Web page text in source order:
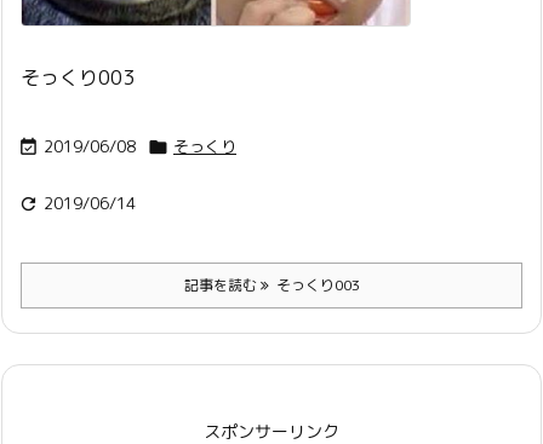
そっくり003
 2019/06/08  そっくり
 2019/06/14
記事を読む そっくり003
スポンサーリンク